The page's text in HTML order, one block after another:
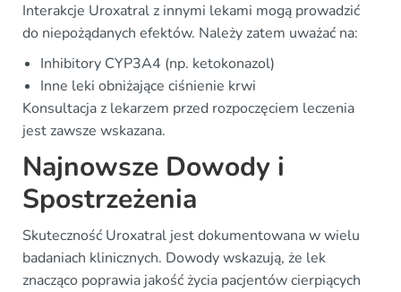
Interakcje Uroxatral z innymi lekami mogą prowadzić
do niepożądanych efektów. Należy zatem uważać na:
Inhibitory CYP3A4 (np. ketokonazol)
Inne leki obniżające ciśnienie krwi
Konsultacja z lekarzem przed rozpoczęciem leczenia
jest zawsze wskazana.
Najnowsze Dowody i
Spostrzeżenia
Skuteczność Uroxatral jest dokumentowana w wielu
badaniach klinicznych. Dowody wskazują, że lek
znacząco poprawia jakość życia pacjentów cierpiących